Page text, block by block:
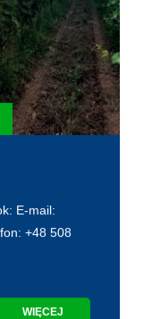
E-mail:
+48 508
WIĘCEJ